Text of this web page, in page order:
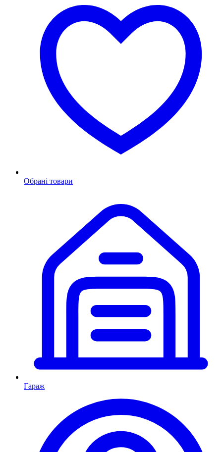
Обрані товари
Гараж